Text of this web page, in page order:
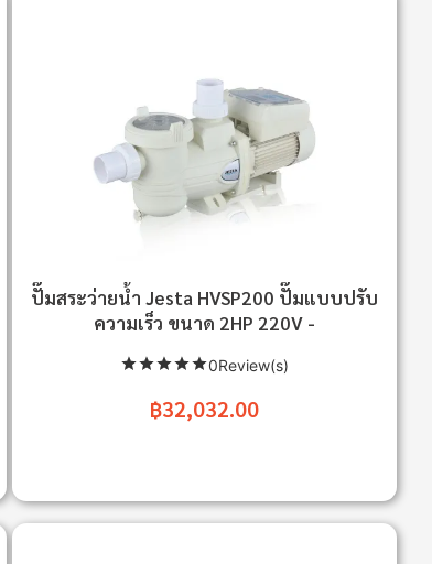
ปั๊มสระว่ายน้ำ Jesta HVSP200 ปั๊มแบบปรับ
ความเร็ว ขนาด 2HP 220V -
0Review(s)
฿32,032.00